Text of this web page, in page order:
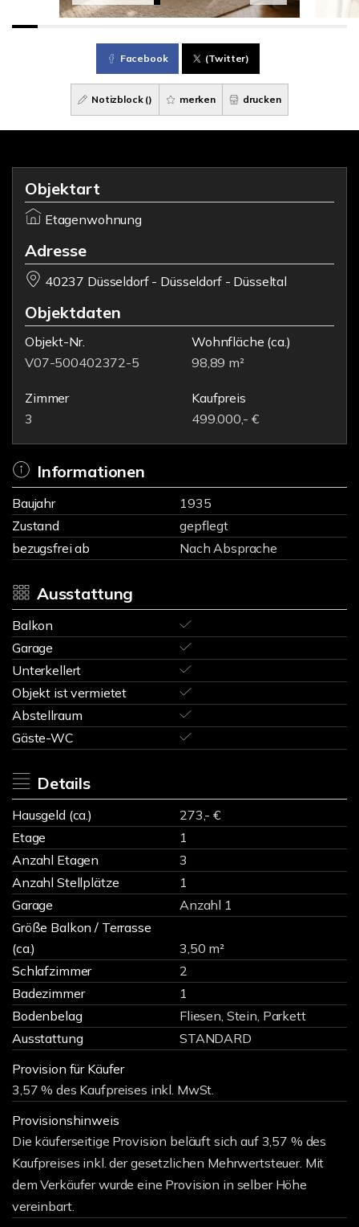
Facebook (Twitter)
Notizblock () merken drucken
Objektart
Etagenwohnung
Adresse
40237 Düsseldorf - Düsseldorf - Düsseltal
Objektdaten
Objekt-Nr.
V07-500402372-5
Wohnfläche (ca.)
98,89 m²
Zimmer
3
Kaufpreis
499.000,- €
Informationen
Baujahr
1935
Zustand
gepflegt
bezugsfrei ab
Nach Absprache
Ausstattung
Balkon
Garage
Unterkellert
Objekt ist vermietet
Abstellraum
Gäste-WC
Details
Hausgeld (ca.)
273,- €
Etage
1
Anzahl Etagen
3
Anzahl Stellplätze
1
Garage
Anzahl 1
Größe Balkon / Terrasse
(ca.)
3,50 m²
Schlafzimmer
2
Badezimmer
1
Bodenbelag
Fliesen, Stein, Parkett
Ausstattung
STANDARD
Provision für Käufer
3,57 % des Kaufpreises inkl. MwSt.
Provisionshinweis
Die käuferseitige Provision beläuft sich auf 3,57 % des
Kaufpreises inkl. der gesetzlichen Mehrwertsteuer. Mit
dem Verkäufer wurde eine Provision in selber Höhe
vereinbart.